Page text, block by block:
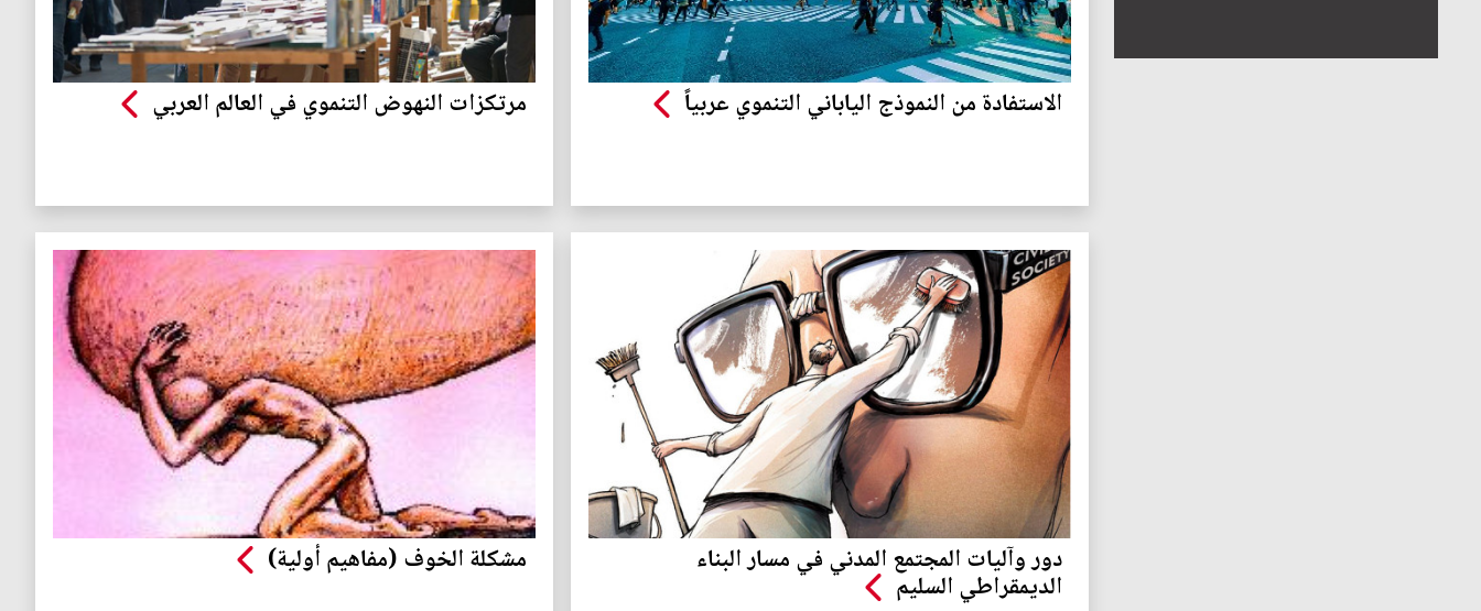
الاستفادة من النموذج الياباني التنموي عربياً مرتكزات النهوض التنموي في العالم العربي
دور وآليات المجتمع المدني في مسار البناء
الديمقراطي السليم
مشكلة الخوف (مفاهيم أولية)